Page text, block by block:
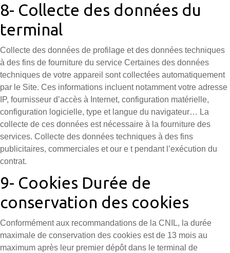
8- Collecte des données du
terminal
Collecte des données de profilage et des données techniques
à des fins de fourniture du service Certaines des données
techniques de votre appareil sont collectées automatiquement
par le Site. Ces informations incluent notamment votre adresse
IP, fournisseur d’accès à Internet, configuration matérielle,
configuration logicielle, type et langue du navigateur… La
collecte de ces données est nécessaire à la fourniture des
services. Collecte des données techniques à des fins
publicitaires, commerciales et our e t pendant l’exécution du
contrat.
9- Cookies Durée de
conservation des cookies
Conformément aux recommandations de la CNIL, la durée
maximale de conservation des cookies est de 13 mois au
maximum après leur premier dépôt dans le terminal de